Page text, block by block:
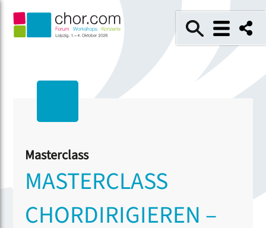
Masterclass
MASTERCLASS
CHORDIRIGIEREN –